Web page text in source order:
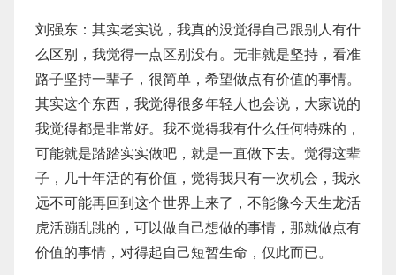
刘强东：其实老实说，我真的没觉得自己跟别人有什
么区别，我觉得一点区别没有。无非就是坚持，看准
路子坚持一辈子，很简单，希望做点有价值的事情。
其实这个东西，我觉得很多年轻人也会说，大家说的
我觉得都是非常好。我不觉得我有什么任何特殊的，
可能就是踏踏实实做吧，就是一直做下去。觉得这辈
子，几十年活的有价值，觉得我只有一次机会，我永
远不可能再回到这个世界上来了，不能像今天生龙活
虎活蹦乱跳的，可以做自己想做的事情，那就做点有
价值的事情，对得起自己短暂生命，仅此而已。